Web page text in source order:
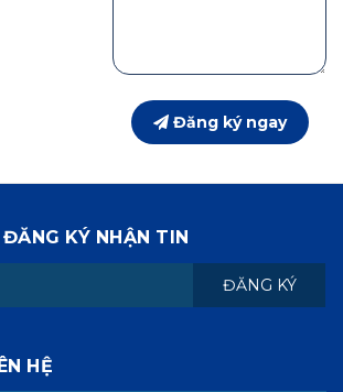
Đăng ký ngay
ĐĂNG KÝ NHẬN TIN
ĐĂNG KÝ
HỆ